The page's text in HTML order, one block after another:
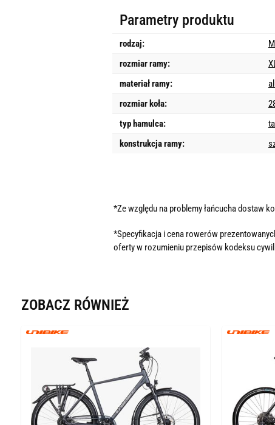
Parametry produktu
rodzaj:
rozmiar ramy:
materiał ramy:
rozmiar koła:
typ hamulca:
konstrukcja ramy:
*Ze względu na problemy łańcucha dostaw
*Specyfikacja i cena rowerów
oferty w rozumieniu przepisów kodeksu
ZOBACZ RÓWNIEŻ